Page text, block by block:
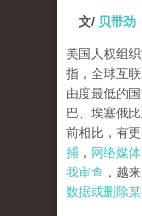
文/ 贝带劲
美国人权组
指，全球互
由度最低的
巴、埃塞俄
前相比，有
捕 ， 网络媒
我审查 ，越
数据或删除